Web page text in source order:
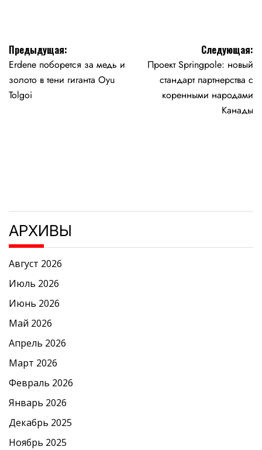
Навигация
по
записям
Предыдущая:
Erdene поборется за медь и
золото в тени гиганта Oyu
Tolgoi
Следующая:
Проект Springpole: новый
стандарт партнерства с
коренными народами
Канады
АРХИВЫ
Август 2026
Июль 2026
Июнь 2026
Май 2026
Апрель 2026
Март 2026
Февраль 2026
Январь 2026
Декабрь 2025
Ноябрь 2025